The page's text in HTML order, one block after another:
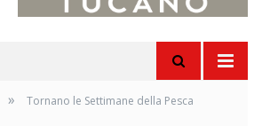
»
Tornano le Settimane della Pesca